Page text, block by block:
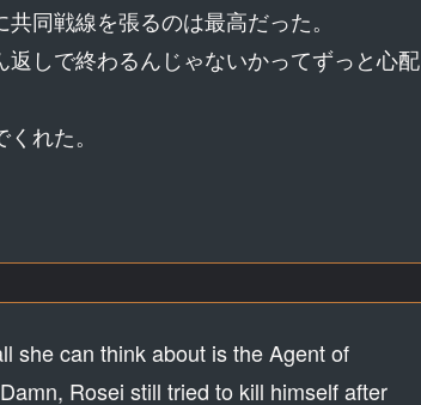
同戦線を張るのは最高だった。
しで終わるんじゃないかってずっと心配
れた。
she can think about is the Agent of
Rosei still tried to kill himself after